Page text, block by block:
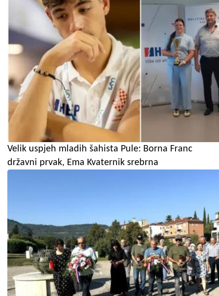
Velik uspjeh mladih šahista Pule: Borna Franc
državni prvak, Ema Kvaternik srebrna